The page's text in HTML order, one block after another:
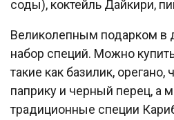
соды), коктейль Дайкири,
Великолепным подарком в
набор специй. Можно
такие как базилик, орегано,
паприку и черный перец, а
традиционные специи